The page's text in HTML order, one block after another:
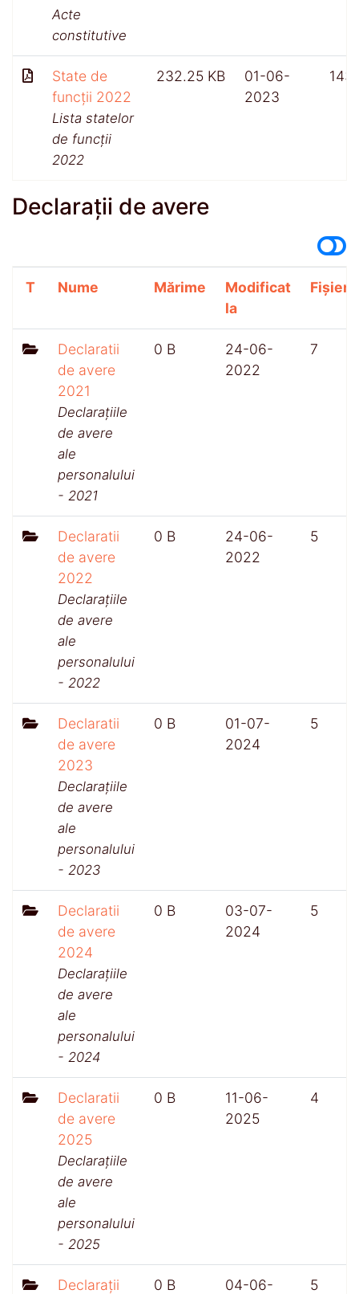
Acte
constitutive
State de
funcții 2022
Lista statelor
de funcții
2022
232.25 KB
01-06-
2023
Declarații de avere
T Nume Mărime
Modificat
la
Fișiere
Declaratii
de avere
2021
Declarațiile
de avere
ale
personalului
- 2021
0 B
24-06-
2022
7
Declaratii
de avere
2022
Declarațiile
de avere
ale
personalului
- 2022
0 B
24-06-
2022
5
Declaratii
de avere
2023
Declarațiile
de avere
ale
personalului
- 2023
0 B
01-07-
2024
5
Declaratii
de avere
2024
Declarațiile
de avere
ale
personalului
- 2024
0 B
03-07-
2024
5
Declaratii
de avere
2025
Declarațiile
de avere
ale
personalului
- 2025
0 B
11-06-
2025
4
Declarații
0 B
04-06-
5